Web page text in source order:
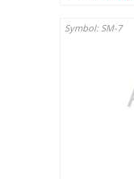
Symbol: SM-7